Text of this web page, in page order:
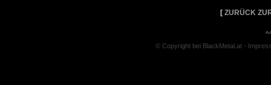
[ ZURÜCK
© Copyright bei BlackMetal.at -